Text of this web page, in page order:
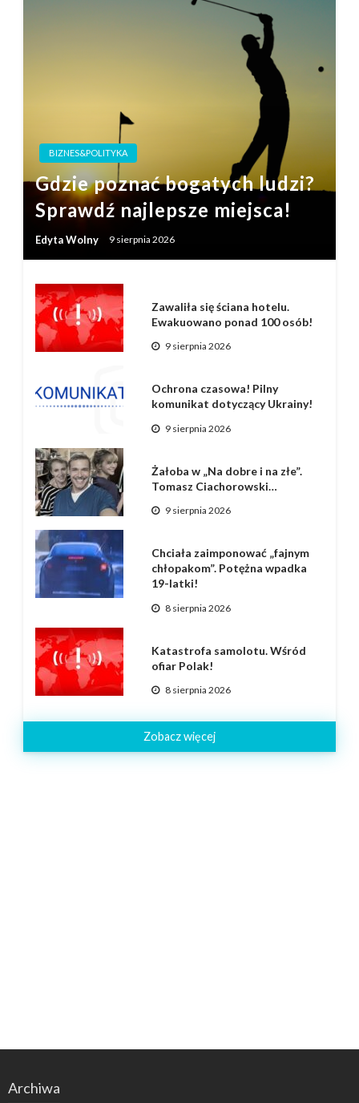
BIZNES&POLITYKA
Gdzie poznać bogatych ludzi?
Sprawdź najlepsze miejsca!
Edyta Wolny 9 sierpnia 2026
Zawaliła się ściana hotelu.
Ewakuowano ponad 100 osób!
9 sierpnia 2026
Ochrona czasowa! Pilny
komunikat dotyczący Ukrainy!
9 sierpnia 2026
Żałoba w „Na dobre i na złe”.
Tomasz Ciachorowski…
9 sierpnia 2026
Chciała zaimponować „fajnym
chłopakom”. Potężna wpadka
19-latki!
8 sierpnia 2026
Katastrofa samolotu. Wśród
ofiar Polak!
8 sierpnia 2026
Zobacz więcej
Archiwa